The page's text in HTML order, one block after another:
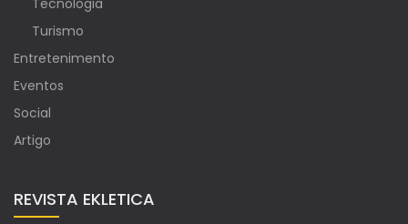
Tecnologia
Turismo
Entretenimento
Eventos
Social
Artigo
REVISTA EKLETICA